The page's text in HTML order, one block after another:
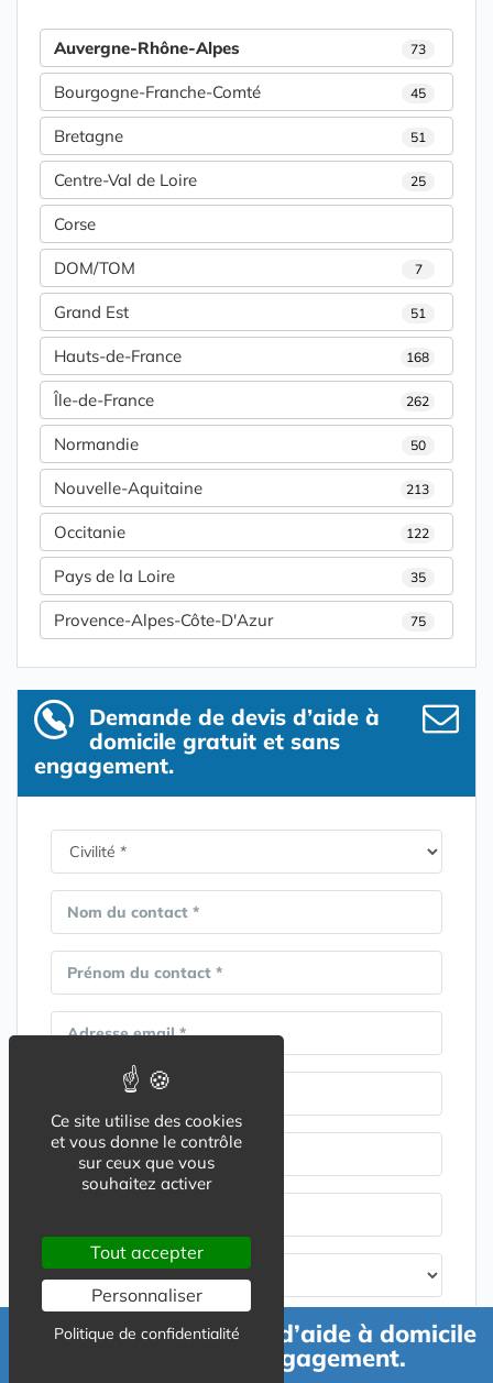
Auvergne-Rhône-Alpes 73
Bourgogne-Franche-Comté 45
Bretagne 51
Centre-Val de Loire 25
Corse
DOM/TOM 7
Grand Est 51
Hauts-de-France 168
Île-de-France 262
Normandie 50
Nouvelle-Aquitaine 213
Occitanie 122
Pays de la Loire 35
Provence-Alpes-Côte-D'Azur 75
Demande de devis d’aide à
domicile gratuit et sans
engagement.
Nom du contact *
Prénom du contact *
Adresse email *
Numéro de téléphone *
Code postal *
Demande de devis d’aide à domicile
gratuit et sans engagement.
Ce site utilise des cookies
et vous donne le contrôle
sur ceux que vous
souhaitez activer
Tout accepter
Personnaliser
Politique de confidentialité